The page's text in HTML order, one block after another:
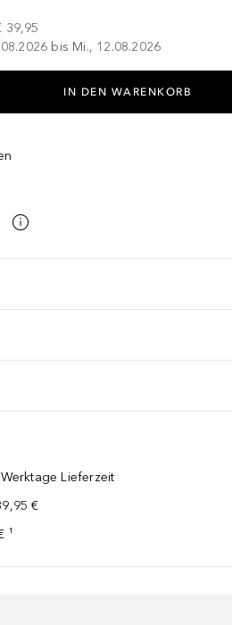
39,95
bis Mi., 12.08.2026
IN DEN WARENKORB
Lieferzeit
€
¹